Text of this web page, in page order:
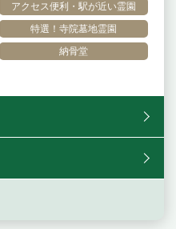
アクセス便利・駅が近い霊園
特選！寺院墓地霊園
納骨堂